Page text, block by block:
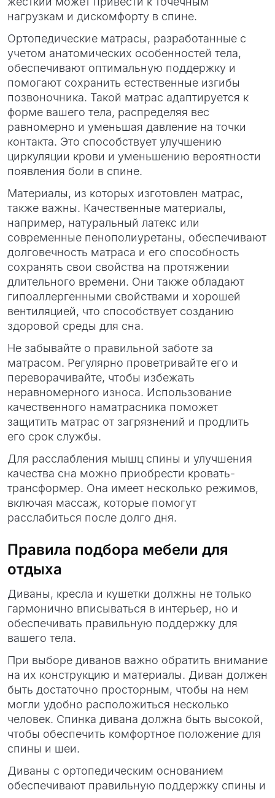
нагрузкам и дискомфорту в спине.
Ортопедические матрасы, разработанные с
учетом анатомических особенностей тела,
обеспечивают оптимальную поддержку и
помогают сохранить естественные изгибы
позвоночника. Такой матрас адаптируется к
форме вашего тела, распределяя вес
равномерно и уменьшая давление на точки
контакта. Это способствует улучшению
циркуляции крови и уменьшению вероятности
появления боли в спине.
Материалы, из которых изготовлен матрас,
также важны. Качественные материалы,
например, натуральный латекс или
современные пенополиуретаны, обеспечивают
долговечность матраса и его способность
сохранять свои свойства на протяжении
длительного времени. Они также обладают
гипоаллергенными свойствами и хорошей
вентиляцией, что способствует созданию
здоровой среды для сна.
Не забывайте о правильной заботе за
матрасом. Регулярно проветривайте его и
переворачивайте, чтобы избежать
неравномерного износа. Использование
качественного наматрасника поможет
защитить матрас от загрязнений и продлить
его срок службы.
Для расслабления мышц спины и улучшения
качества сна можно приобрести кровать-
трансформер. Она имеет несколько режимов,
включая массаж, которые помогут
расслабиться после долго дня.
Правила подбора мебели для
отдыха
Диваны, кресла и кушетки должны не только
гармонично вписываться в интерьер, но и
обеспечивать правильную поддержку для
вашего тела.
При выборе диванов важно обратить внимание
на их конструкцию и материалы. Диван должен
быть достаточно просторным, чтобы на нем
могли удобно расположиться несколько
человек. Спинка дивана должна быть высокой,
чтобы обеспечить комфортное положение для
спины и шеи.
Диваны с ортопедическим основанием
обеспечивают правильную поддержку спины и